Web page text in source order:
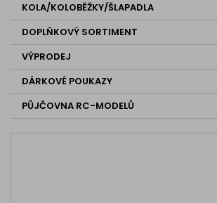
KOLA/KOLOBĚŽKY/ŠLAPADLA
DOPLŇKOVÝ SORTIMENT
VÝPRODEJ
DÁRKOVÉ POUKAZY
PŮJČOVNA RC-MODELŮ